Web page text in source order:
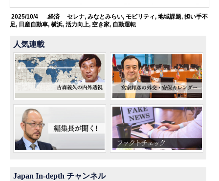
2025/10/4 .経済 セレナ, みなとみらい, モビリティ, 地域課題, 担い手不
足, 日産自動車,横浜,活力向上, 空き家, 自動運転
人気連載
Japan In-depth チャンネル